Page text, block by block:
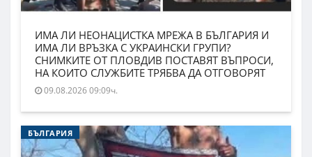
ИМА ЛИ НЕОНАЦИСТКА МРЕЖА В БЪЛГАРИЯ И
ИМА ЛИ ВРЪЗКА С УКРАИНСКИ ГРУПИ?
СНИМКИТЕ ОТ ПЛОВДИВ ПОСТАВЯТ ВЪПРОСИ,
НА КОИТО СЛУЖБИТЕ ТРЯБВА ДА ОТГОВОРЯТ
09.08.2026 09:09ч.
БЪЛГАРИЯ